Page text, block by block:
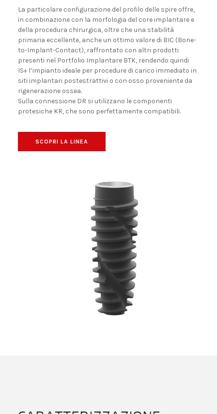
La particolare configurazione del profilo delle spire offre,
in combinazione con la morfologia del core implantare e
della procedura chirurgica, oltre che una stabilità
primaria eccellente, anche un ottimo valore di BIC (Bone-
to-Implant-Contact), raffrontato con altri prodotti
presenti nel Portfolio Implantare BTK, rendendo quindi
IS+ l’impianto ideale per procedure di carico immediato in
siti implantari postestrattivi o con osso proveniente da
rigenerazione ossea.
Sulla connessione DR si utilizzano le componenti
protesiche KR, che sono perfettamente compatibili.
SCOPRI LA LINEA